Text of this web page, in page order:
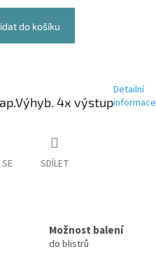
do košíku
4x výstup
Detailní
informace
SDÍLET
Možnost balení
do blistrů